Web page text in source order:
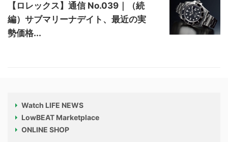
【ロレックス】通信 No.039｜（続
編）サブマリーナデイト、最近の実
勢価格...
Watch LIFE NEWS
LowBEAT Marketplace
ONLINE SHOP